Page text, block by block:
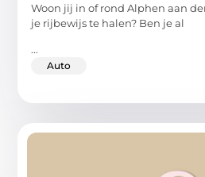
Woon jij in of rond Alphen aan
je rijbewijs te halen? Ben je al
...
Auto